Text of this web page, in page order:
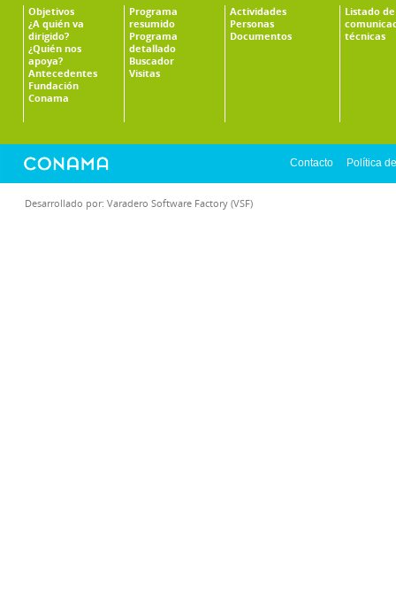
Objetivos
¿A quién va
dirigido?
¿Quién nos
apoya?
Antecedentes
Fundación
Conama
Programa
resumido
Programa
detallado
Buscador
Visitas
Actividades
Personas
Documentos
Listado de
técnicas
Contacto Política
Desarrollado por: Varadero Software Factory (VSF)